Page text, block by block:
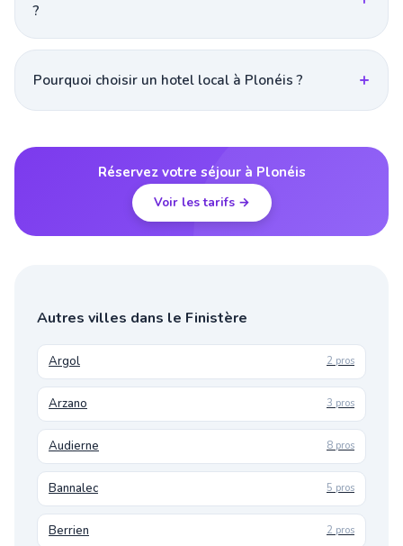
?
Pourquoi choisir un hotel local à Plonéis ?
Réservez votre séjour à Plonéis
Voir les tarifs →
Autres villes dans le Finistère
Argol 2 pros
Arzano 3 pros
Audierne 8 pros
Bannalec 5 pros
Berrien 2 pros